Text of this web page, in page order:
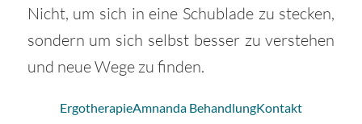
Nicht, um sich in eine Schublade zu stecken,
sondern um sich selbst besser zu verstehen
und neue Wege zu finden.
ErgotherapieAmnanda BehandlungKontakt